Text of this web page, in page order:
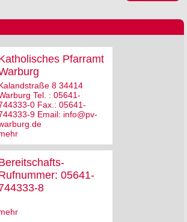
Pfarramt
8 34414
Tel. : 05641-
0 Fax.: 05641-
9 Email: info@pv-
05641-
8